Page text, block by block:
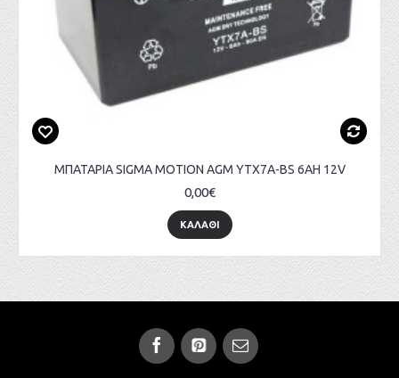
ΜΠΑΤΑΡΙΑ SIGMA MOTION AGM YTX7A-BS 6AH 12V
0,00€
ΚΑΛΑΘΙ